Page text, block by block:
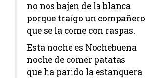
no nos bajen de la blanca
porque traigo un compañero
que se la come con raspas.
Esta noche es Nochebuena
noche de comer patatas
que ha parido la estanquera